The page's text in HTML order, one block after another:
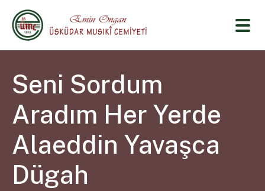
Seni Sordum
Aradım Her Yerde
Alaeddin Yavaşca
Dügah